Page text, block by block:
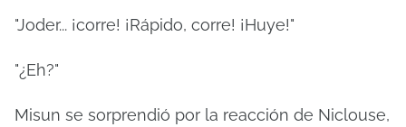
"Joder... ¡corre! ¡Rápido, corre! ¡Huye!"
"¿Eh?"
Misun se sorprendió por la reacción de Niclouse,